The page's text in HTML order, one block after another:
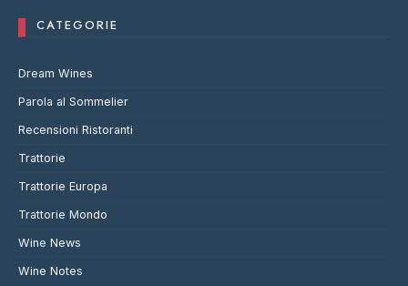
CATEGORIE
Dream Wines
Parola al Sommelier
Recensioni Ristoranti
Trattorie
Trattorie Europa
Trattorie Mondo
Wine News
Wine Notes